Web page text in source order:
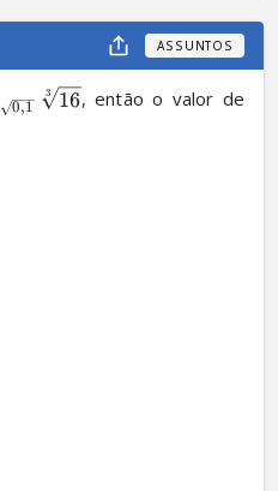
ASSUNTOS
0,1
3 16, então o valor de